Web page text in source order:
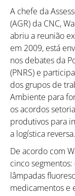
A chefe da
(AGR) da CNC,
abriu a reunião
em 2009, está
nos debates da
(PNRS) e participa
dos grupos de
Ambiente para
os acordos
produtivos para
a logística reversa.
De acordo com
cinco
lâmpadas
medicamentos e